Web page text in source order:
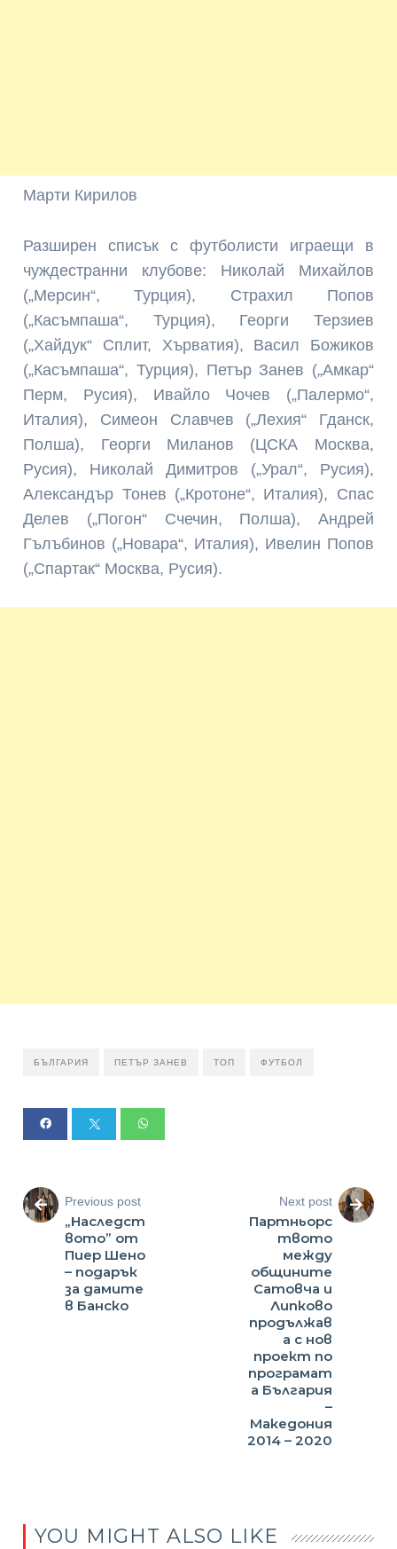
Марти Кирилов
Разширен списък с футболисти играещи в
чуждестранни клубове: Николай Михайлов
(„Мерсин“, Турция), Страхил Попов
(„Касъмпаша“, Турция), Георги Терзиев
(„Хайдук“ Сплит, Хърватия), Васил Божиков
(„Касъмпаша“, Турция), Петър Занев („Амкар“
Перм, Русия), Ивайло Чочев („Палермо“,
Италия), Симеон Славчев („Лехия“ Гданск,
Полша), Георги Миланов (ЦСКА Москва,
Русия), Николай Димитров („Урал“, Русия),
Александър Тонев („Кротоне“, Италия), Спас
Делев („Погон“ Счечин, Полша), Андрей
Гълъбинов („Новара“, Италия), Ивелин Попов
(„Спартак“ Москва, Русия).
БЪЛГАРИЯ ПЕТЪР ЗАНЕВ ТОП ФУТБОЛ
Previous post
„Наследст
вото” от
Пиер Шено
– подарък
за дамите
в Банско
Next post
Партньорс
твото
между
общините
Сатовча и
Липково
продължав
а с нов
проект по
програмат
а България
–
Македония
2014 – 2020
YOU MIGHT ALSO LIKE